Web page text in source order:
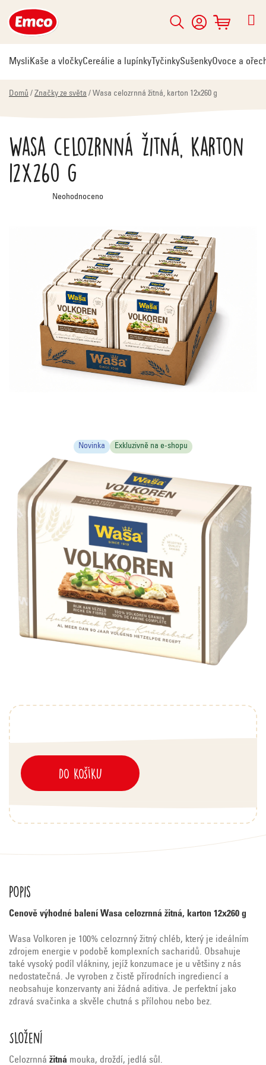
na
obsah
Hledat
NÁKUPNÍ
KOŠÍK
MysliKaše a vločkyCereálie a lupínky TyčinkySušenkyOvoce a
Domů / Značky ze světa / Wasa celozrnná žitná, karton 12x260 g
DO KOŠÍKU
Wasa celozrnná žitná, karton
12x260 g
Průměrné
hodnocení
Neohodnoceno
Novinka Exkluzivně na e-shopu
Popis
Cenově výhodné balení Wasa celozrnná žitná, karton 12x260 g
Wasa Volkoren je 100% celozrnný žitný chléb, který je ideálním
zdrojem energie v podobě komplexních sacharidů. Obsahuje
také vysoký podíl vlákniny, jejíž konzumace je u většiny z nás
nedostatečná. Je vyroben z čistě přírodních ingrediencí a
neobsahuje konzervanty ani žádná aditiva. Je perfektní jako
zdravá svačinka a skvěle chutná s přílohou nebo bez.
Složení
Celozrnná žitná mouka, droždí, jedlá sůl.